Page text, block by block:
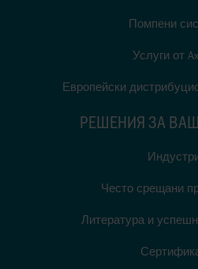
Помпени
Услуги от
Европейски
РЕШЕНИЯ ЗА
Често срещани
Литература и